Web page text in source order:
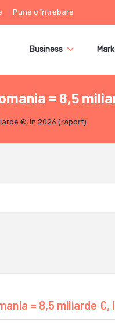
Pune o întrebare
Business
= 8,5
€, in 2026 (raport)
= 8,5 miliarde €,